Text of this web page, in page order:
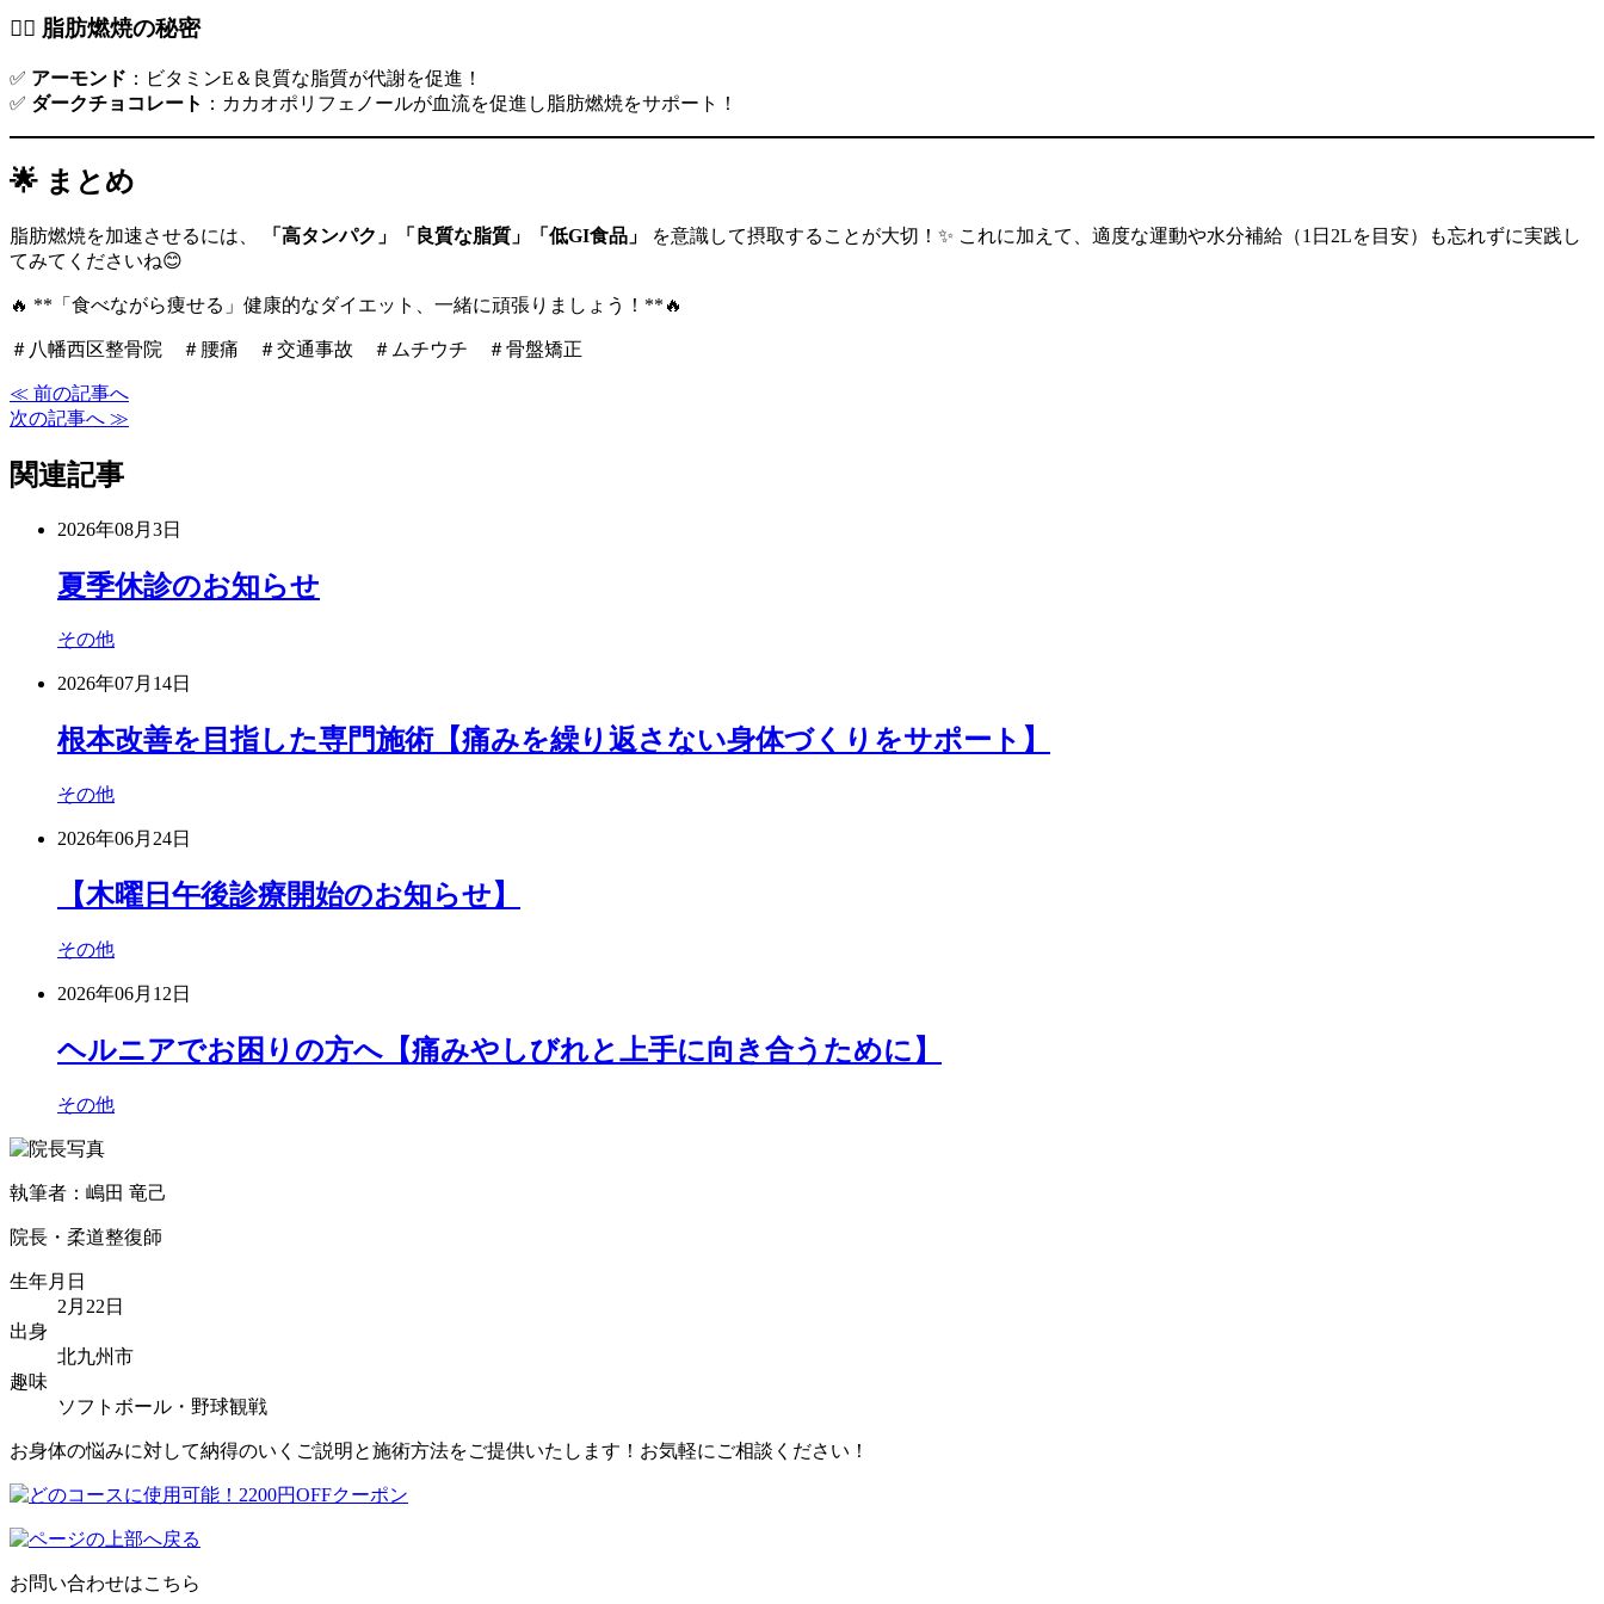
🏃‍♂️ 脂肪燃焼の秘密
✅ アーモンド ：ビタミンE＆良質な脂質が代謝を促進！
✅ ダークチョコレート ：カカオポリフェノールが血流を促進し脂肪燃焼をサポート！
🌟 まとめ
脂肪燃焼を加速させるには、 「高タンパク」「良質な脂質」「低GI食品」
を意識して摂取することが大切！✨ これに加えて、適度な運動や水分補給（1日2Lを目安）も忘れずに実践し
てみてくださいね😊
🔥 **「食べながら痩せる」健康的なダイエット、一緒に頑張りましょう！**🔥
＃八幡西区整骨院 ＃腰痛 ＃交通事故 ＃ムチウチ ＃骨盤矯正
≪ 前の記事へ
次の記事へ ≫
関連記事
2026年08月3日
夏季休診のお知らせ
その他
2026年07月14日
根本改善を目指した専門施術【痛みを繰り返さない身体づくりをサポート】
その他
2026年06月24日
【木曜日午後診療開始のお知らせ】
その他
2026年06月12日
ヘルニアでお困りの方へ【痛みやしびれと上手に向き合うために】
その他
執筆者：嶋田 竜己
院長・柔道整復師
生年月日
2月22日
出身
北九州市
趣味
ソフトボール・野球観戦
お身体の悩みに対して納得のいくご説明と施術方法をご提供いたします！お気軽にご相談ください！
お問い合わせはこちら